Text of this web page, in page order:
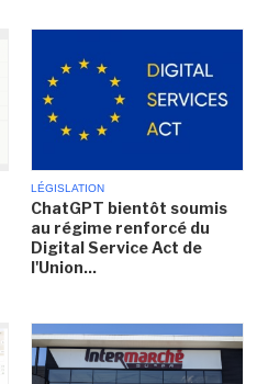
LÉGISLATION
ChatGPT bientôt soumis
au régime renforcé du
Digital Service Act de
l'Union...